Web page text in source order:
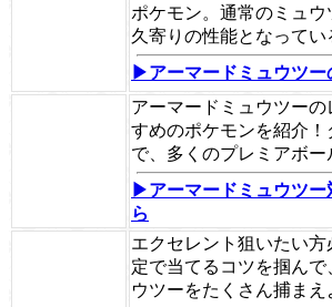
ポケモン。通常のミュ
久寄りの性能となってい
▶アーマードミュウツー
アーマードミュウツー
すめのポケモンを紹介！
で、多くのプレミアボー
▶アーマードミュウツー
ら
エクセレント狙いたい方
定で当てるコツを掴んで
ウツーをたくさん捕まえ